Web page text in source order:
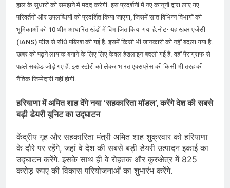
हाल के सुधारों को समझने में मदद करेगी. इस प्रदर्शनी में नए कानूनों द्वारा लाए गए
परिवर्तनों और उपलब्धियों को प्रदर्शित किया जाएगा, जिसमें सात विभिन्न विभागों की
भूमिकाओं को 10 थीम आधारित खंडों में विभाजित किया गया है.नोट- यह खबर एजेंसी
(IANS) फीड से सीधे पब्लिश की गई है. इसमें किसी भी जानकारी को नहीं बदला गया है.
खबर को पढ़ने लायाक बनाने के लिए लिए केवल हेडलाइन बदली गई है. वहीं पैराग्राफ से
पहले सबहेड जोड़े गए हैं. इस स्टोरी को लेकर भारत एक्सप्रेस की किसी भी तरह की
नैतिक जिम्मेदारी नहीं होगी.
हरियाणा में अमित शाह देंगे नया ‘सहकारिता मॉडल’, करेंगे देश की सबसे
बड़ी डेयरी यूनिट का उद्घाटन
केंद्रीय गृह और सहकारिता मंत्री अमित शाह शुक्रवार को हरियाणा
के दौरे पर रहेंगे, जहां वे देश की सबसे बड़ी डेयरी उत्पादन इकाई का
उद्घाटन करेंगे. इसके साथ ही वे रोहतक और कुरुक्षेत्र में 825
करोड़ रुपए की विकास परियोजनाओं का शुभारंभ करेंगे.